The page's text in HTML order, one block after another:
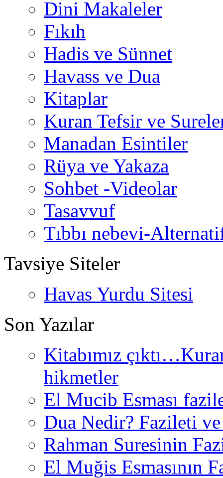
Dini Makaleler
Fıkıh
Hadis ve Sünnet
Havass ve Dua
Kitaplar
Kuran Tefsir ve
Manadan Esintiler
Rüya ve Yakaza
Sohbet -Videolar
Tasavvuf
Tıbbı nebevi-
Tavsiye Siteler
Havas Yurdu Sitesi
Son Yazılar
Kitabımız
hikmetler
El Mucib Esması
Dua Nedir? Fazileti
Rahman Suresinin
El Muğis Esmasının